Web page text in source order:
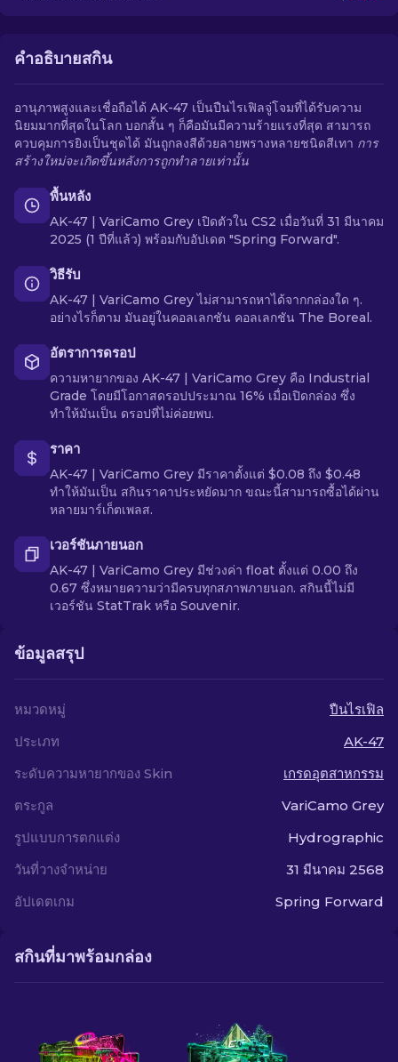
คำอธิบายสกิน
อานุภาพสูงและเชื่อถือได้ AK-47 เป็นปืนไรเฟิลจู่โจมที่ได้รับความ
นิยมมากที่สุดในโลก บอกสั้น ๆ ก็คือมันมีความร้ายแรงที่สุด สามารถ
ควบคุมการยิงเป็นชุดได้ มันถูกลงสีด้วยลายพรางหลายชนิดสีเทา การ
สร้างใหม่จะเกิดขึ้นหลังการถูกทำลายเท่านั้น
พื้นหลัง
AK-47 | VariCamo Grey เปิดตัวใน CS2 เมื่อวันที่ 31 มีนาคม
2025 (1 ปีที่แล้ว) พร้อมกับอัปเดต "Spring Forward".
วิธีรับ
AK-47 | VariCamo Grey ไม่สามารถหาได้จากกล่องใด ๆ.
อย่างไรก็ตาม มันอยู่ในคอลเลกชัน คอลเลกชัน The Boreal.
อัตราการดรอป
ความหายากของ AK-47 | VariCamo Grey คือ Industrial
Grade โดยมีโอกาสดรอปประมาณ 16% เมื่อเปิดกล่อง ซึ่ง
ทำให้มันเป็น ดรอปที่ไม่ค่อยพบ.
ราคา
AK-47 | VariCamo Grey มีราคาตั้งแต่ $0.08 ถึง $0.48
ทำให้มันเป็น สกินราคาประหยัดมาก ขณะนี้สามารถซื้อได้ผ่าน
หลายมาร์เก็ตเพลส.
เวอร์ชันภายนอก
AK-47 | VariCamo Grey มีช่วงค่า float ตั้งแต่ 0.00 ถึง
0.67 ซึ่งหมายความว่ามีครบทุกสภาพภายนอก. สกินนี้ไม่มี
เวอร์ชัน StatTrak หรือ Souvenir.
ข้อมูลสรุป
หมวดหมู่
ปืนไรเฟิล
ประเภท
AK-47
ระดับความหายากของ Skin
เกรดอุตสาหกรรม
ตระกูล
VariCamo Grey
รูปแบบการตกแต่ง
Hydrographic
วันที่วางจำหน่าย
31 มีนาคม 2568
อัปเดตเกม
Spring Forward
สกินที่มาพร้อมกล่อง